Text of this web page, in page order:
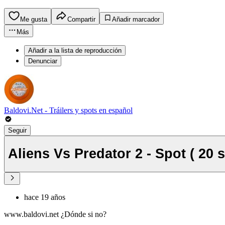
Me gusta Compartir
Añadir marcador
Más
Añadir a la lista de reproducción
Denunciar
Baldovi.Net - Tráilers y spots en español
Seguir
Aliens Vs Predator 2 - Spot ( 20
hace 19 años
www.baldovi.net ¿Dónde si no?